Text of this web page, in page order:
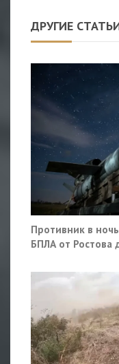
ДРУГИЕ
Противник в
БПЛА от Ростова